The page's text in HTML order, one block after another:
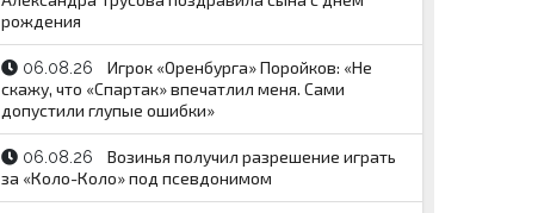
рождения
06.08.26
Игрок «Оренбурга» Поройков: «Не
скажу, что «Спартак» впечатлил меня. Сами
допустили глупые ошибки»
06.08.26
Возинья получил разрешение играть
за «Коло-Коло» под псевдонимом